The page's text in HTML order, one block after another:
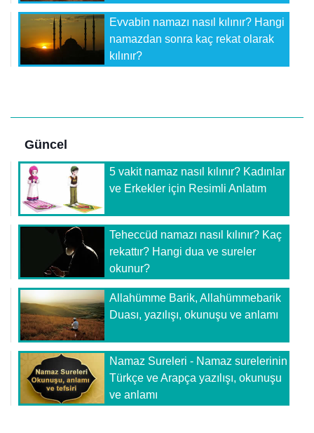
Evvabin namazı nasıl kılınır? Hangi
namazdan sonra kaç rekat olarak
kılınır?
Güncel
5 vakit namaz nasıl kılınır? Kadınlar
ve Erkekler için Resimli Anlatım
Teheccüd namazı nasıl kılınır? Kaç
rekattır? Hangi dua ve sureler
okunur?
Allahümme Barik, Allahümmebarik
Duası, yazılışı, okunuşu ve anlamı
Namaz Sureleri - Namaz surelerinin
Türkçe ve Arapça yazılışı, okunuşu
ve anlamı